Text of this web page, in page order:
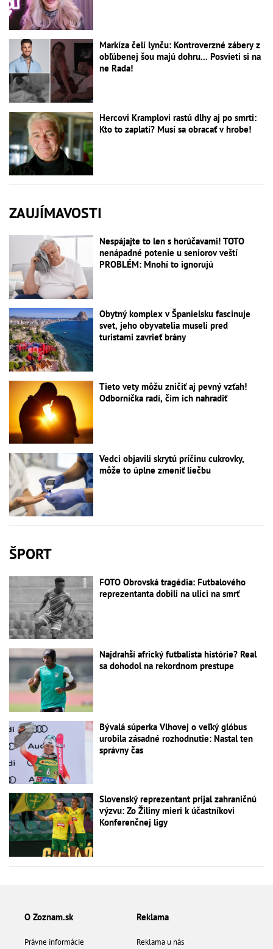
Markíza čelí lynču: Kontroverzné zábery z
obľúbenej šou majú dohru... Posvieti si na
ne Rada!
Hercovi Kramplovi rastú dlhy aj po smrti:
Kto to zaplatí? Musí sa obracať v hrobe!
ZAUJÍMAVOSTI
Nespájajte to len s horúčavami! TOTO
nenápadné potenie u seniorov veští
PROBLÉM: Mnohí to ignorujú
Obytný komplex v Španielsku fascinuje
svet, jeho obyvatelia museli pred
turistami zavrieť brány
Tieto vety môžu zničiť aj pevný vzťah!
Odborníčka radí, čím ich nahradiť
Vedci objavili skrytú príčinu cukrovky,
môže to úplne zmeniť liečbu
ŠPORT
FOTO Obrovská tragédia: Futbalového
reprezentanta dobili na ulici na smrť
Najdrahší africký futbalista histórie? Real
sa dohodol na rekordnom prestupe
Bývalá súperka Vlhovej o veľký glóbus
urobila zásadné rozhodnutie: Nastal ten
správny čas
Slovenský reprezentant prijal zahraničnú
výzvu: Zo Žiliny mieri k účastníkovi
Konferenčnej ligy
O Zoznam.sk
Právne informácie
Reklama
Reklama u nás